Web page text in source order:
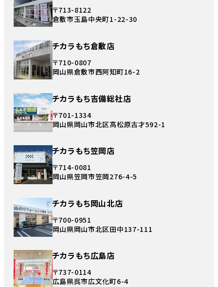
〒713-8122
倉敷市玉島中央町1-22-30
チカラもち倉敷店
〒710-0807
岡山県倉敷市西阿知町16-2
チカラもち吉備総社店
〒701-1334
岡山県岡山市北区高松原古才592-1
チカラもち笠岡店
〒714-0081
岡山県笠岡市笠岡276-4-5
チカラもち岡山北店
〒700-0951
岡山県岡山市北区田中137-111
チカラもち広島店
〒737-0114
広島県呉市広文化町6-4